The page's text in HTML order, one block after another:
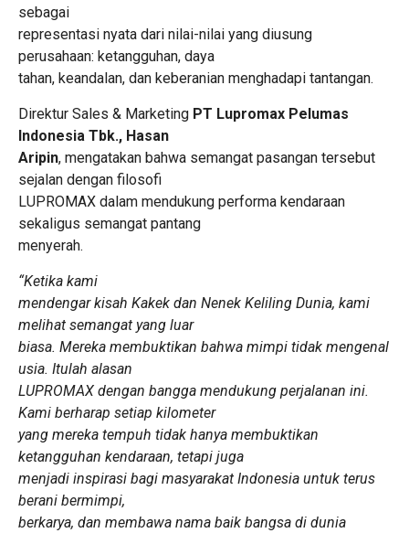
sebagai
representasi nyata dari nilai-nilai yang diusung
perusahaan: ketangguhan, daya
tahan, keandalan, dan keberanian menghadapi tantangan.
Direktur Sales & Marketing PT Lupromax Pelumas
Indonesia Tbk., Hasan
Aripin, mengatakan bahwa semangat pasangan tersebut
sejalan dengan filosofi
LUPROMAX dalam mendukung performa kendaraan
sekaligus semangat pantang
menyerah.
“Ketika kami
mendengar kisah Kakek dan Nenek Keliling Dunia, kami
melihat semangat yang luar
biasa. Mereka membuktikan bahwa mimpi tidak mengenal
usia. Itulah alasan
LUPROMAX dengan bangga mendukung perjalanan ini.
Kami berharap setiap kilometer
yang mereka tempuh tidak hanya membuktikan
ketangguhan kendaraan, tetapi juga
menjadi inspirasi bagi masyarakat Indonesia untuk terus
berani bermimpi,
berkarya, dan membawa nama baik bangsa di dunia